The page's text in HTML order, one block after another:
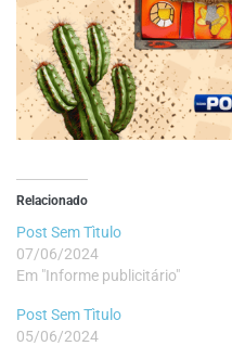
Relacionado
Post Sem Tìtulo
07/06/2024
Em "Informe publicitário"
Post Sem Tìtulo
05/06/2024